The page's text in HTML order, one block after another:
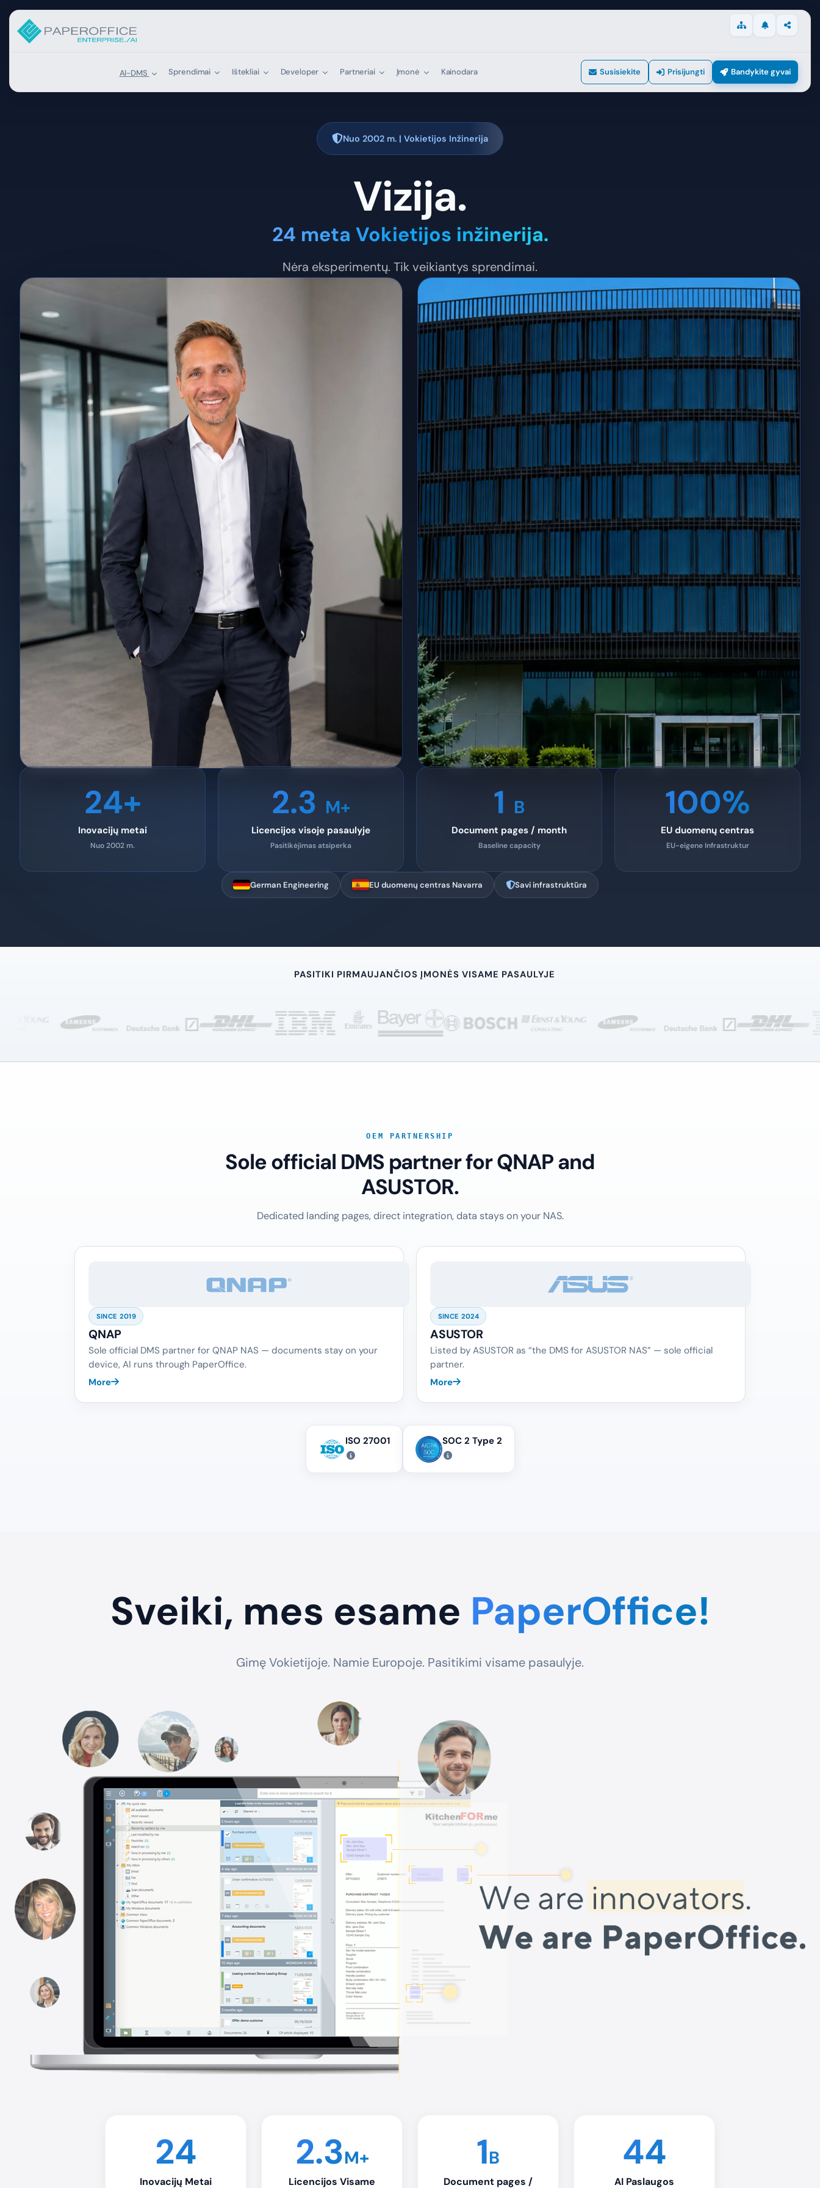
Svetainės žemėlapis
NaujienosBendrinti
AI-DMS Sprendimai Ištekliai Developer Partneriai Įmonė Kainodara Susisiekite Prisijungti Bandykite gyvai
Nuo 2002 m. | Vokietijos Inžinerija
Vizija.
24 meta Vokietijos inžinerija.
Nėra eksperimentų. Tik veikiantys sprendimai.
Daniel Schönland
Įkūrėjas ir generalinis direktorius · nuo 2002 m.
PaperOffice duomenų centras · Navarra, Ispanija
24+
Inovacijų metai
Nuo 2002 m.
2.3 M+
Licencijos visoje pasaulyje
Pasitikėjimas atsiperka
1 B
Document pages / month
Baseline capacity
100%
EU duomenų centras
EU-eigene Infrastruktur
German Engineering EU duomenų centras Navarra Savi infrastruktūra
PASITIKI PIRMAUJANČIOS ĮMONĖS VISAME PASAULYJE
OEM PARTNERSHIP
Sole official DMS partner for QNAP and
ASUSTOR.
Dedicated landing pages, direct integration, data stays on your NAS.
SINCE 2019
QNAP
Sole official DMS partner for QNAP NAS — documents stay on your
device, AI runs through PaperOffice.
More
SINCE 2024
ASUSTOR
Listed by ASUSTOR as “the DMS for ASUSTOR NAS” — sole official
partner.
More
ISO 27001 SOC 2 Type 2
Sveiki, mes esame PaperOffice!
Gimę Vokietijoje. Namie Europoje. Pasitikimi visame pasaulyje.
24
Inovacijų Metai
2.3M+
Licencijos Visame
1B
Document pages /
44
AI Paslaugos